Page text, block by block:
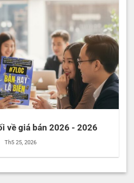
về giá bán 2026 - 2026
Th5 25, 2026